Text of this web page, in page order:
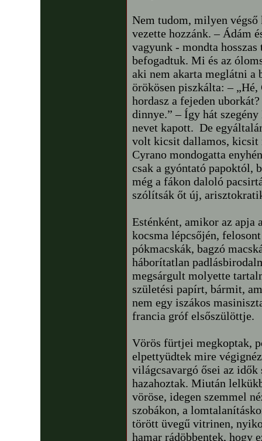
Nem tudom, milyen végső
vezette hozzánk. – Ádám
vagyunk - mondta
befogadtuk. Mi és az
aki nem akarta meglátni a
örökösen piszkálta: –
hordasz a fejeden
dinnye.” – Így hát
nevet kapott. De
volt kicsit dallamos, kicsit
Cyrano mondogatta
csak a gyóntató papoktól,
még a fákon daloló
szólítsák őt új,
Esténként, amikor az apja
kocsma lépcsőjén,
pókmacskák, bagzó
háborítatlan
megsárgult molyette
születési papírt, bármit,
nem egy iszákos
francia gróf elsőszülöttje.
Vörös fürtjei megkoptak,
elpettyüdtek mire
világcsavargó ősei az idők
hazahoztak. Miután
vöröse, idegen szemmel
szobákon, a
törött üvegű vitrinen,
hamar rádöbbentek, hogy